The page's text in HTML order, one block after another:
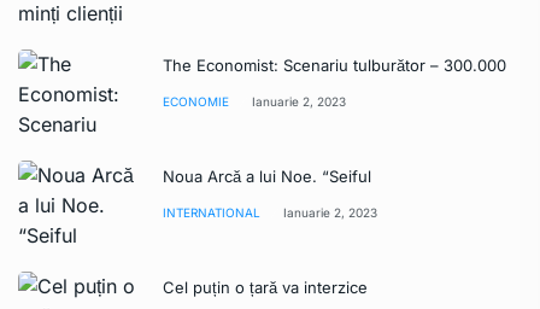
The Economist: Scenariu tulburător – 300.000
ECONOMIE Ianuarie 2, 2023
Noua Arcă a lui Noe. “Seiful
INTERNATIONAL Ianuarie 2, 2023
Cel puțin o țară va interzice